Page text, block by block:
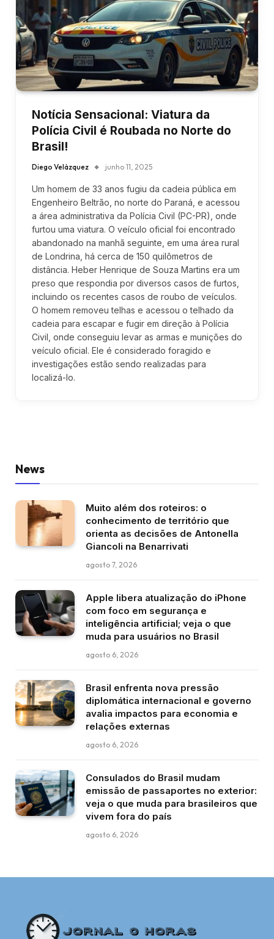
Notícia Sensacional: Viatura da
Polícia Civil é Roubada no Norte do
Brasil!
Diego Velázquez junho 11, 2025
Um homem de 33 anos fugiu da cadeia pública em
Engenheiro Beltrão, no norte do Paraná, e acessou
a área administrativa da Polícia Civil (PC-PR), onde
furtou uma viatura. O veículo oficial foi encontrado
abandonado na manhã seguinte, em uma área rural
de Londrina, há cerca de 150 quilômetros de
distância. Heber Henrique de Souza Martins era um
preso que respondia por diversos casos de furtos,
incluindo os recentes casos de roubo de veículos.
O homem removeu telhas e acessou o telhado da
cadeia para escapar e fugir em direção à Polícia
Civil, onde conseguiu levar as armas e munições do
veículo oficial. Ele é considerado foragido e
investigações estão sendo realizadas para
localizá-lo.
News
Muito além dos roteiros: o
conhecimento de território que
orienta as decisões de Antonella
Giancoli na Benarrivati
agosto 7, 2026
Apple libera atualização do iPhone
com foco em segurança e
inteligência artificial; veja o que
muda para usuários no Brasil
agosto 6, 2026
Brasil enfrenta nova pressão
diplomática internacional e governo
avalia impactos para economia e
relações externas
agosto 6, 2026
Consulados do Brasil mudam
emissão de passaportes no exterior:
veja o que muda para brasileiros que
vivem fora do país
agosto 6, 2026